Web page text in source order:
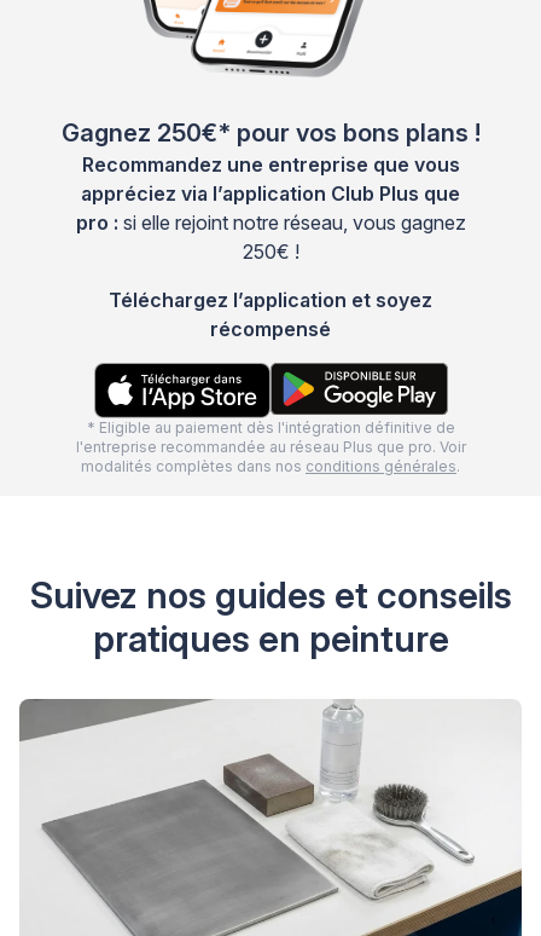
Gagnez 250€* pour vos bons plans !
Recommandez une entreprise que vous
appréciez via l’application Club Plus que
pro : si elle rejoint notre réseau, vous gagnez
250€ !
Téléchargez l’application et soyez
récompensé
* Eligible au paiement dès l'intégration définitive de
l'entreprise recommandée au réseau Plus que pro. Voir
modalités complètes dans nos conditions générales.
Suivez nos guides et conseils
pratiques en peinture